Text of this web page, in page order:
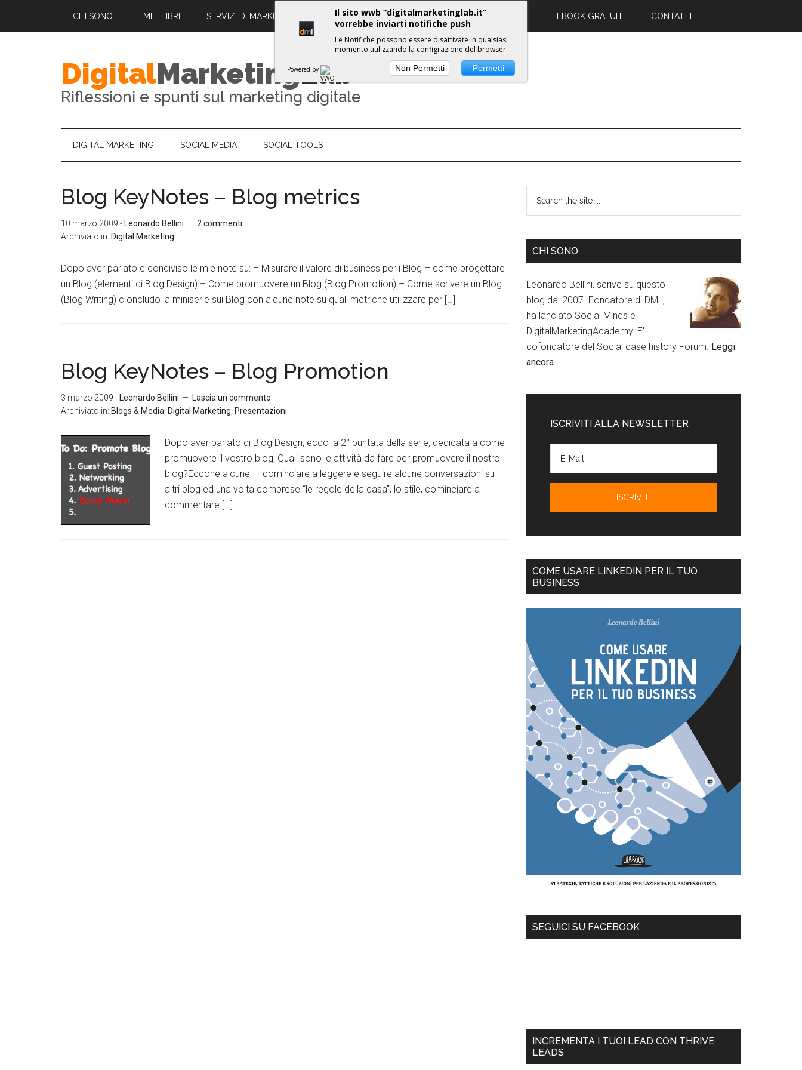
CHI SONO I MIEI LIBRI SERVIZI DI MARKETING DIGITALE PROPULSE WORKSHOPS EBOOK GRATUITI CONTATTI
DigitalMarketingLab
Riflessioni e spunti sul marketing digitale
DIGITAL MARKETING SOCIAL MEDIA SOCIAL TOOLS
Blog KeyNotes – Blog metrics
10 marzo 2009 - Leonardo Bellini
2 commenti
Archiviato in: Digital Marketing
Dopo aver parlato e condiviso le mie note su: – Misurare il valore di business per i Blog – come progettare
un Blog (elementi di Blog Design) – Come promuovere un Blog (Blog Promotion) – Come scrivere un Blog
(Blog Writing) c oncludo la miniserie sui Blog con alcune note su quali metriche utilizzare per […]
Blog KeyNotes – Blog Promotion
3 marzo 2009 - Leonardo Bellini
Lascia un commento
Archiviato in: Blogs & Media Digital Marketing Presentazioni
Dopo aver parlato di Blog Design, ecco la 2° puntata della serie, dedicata a come
promuovere il vostro blog; Quali sono le attività da fare per promuovere il nostro
blog?Eccone alcune: – cominciare a leggere e seguire alcune conversazioni su
altri blog ed una volta comprese “le regole della casa”, lo stile, cominciare a
commentare […]
CHI SONO
Leonardo Bellini, scrive su questo
blog dal 2007. Fondatore di DML,
ha lanciato Social Minds e
DigitalMarketingAcademy. E'
cofondatore del Social case history Forum. Leggi
ancora…
ISCRIVITI ALLA NEWSLETTER
COME USARE LINKEDIN PER IL TUO
BUSINESS
SEGUICI SU FACEBOOK
INCREMENTA I TUOI LEAD CON THRIVE
LEADS
Il sito wwb “digitalmarketinglab.it”
vorrebbe inviarti notifiche push
Le Notifiche possono essere disattivate in qualsiasi
momento utilizzando la configrazione del browser.
Powered by Non Permetti Permetti